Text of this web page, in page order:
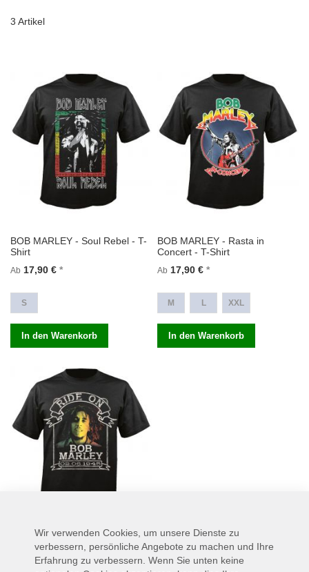
3 Artikel
BOB MARLEY - Soul Rebel - T-
Shirt
Ab 17,90 €
S
In den Warenkorb
BOB MARLEY - Rasta in
Concert - T-Shirt
Ab 17,90 €
M L XXL
In den Warenkorb
BOB MARLEY - Ride on Ribbon
- T-Shirt
17,90 €
Wir verwenden Cookies, um unsere Dienste zu
verbessern, persönliche Angebote zu machen und Ihre
Erfahrung zu verbessern. Wenn Sie unten keine